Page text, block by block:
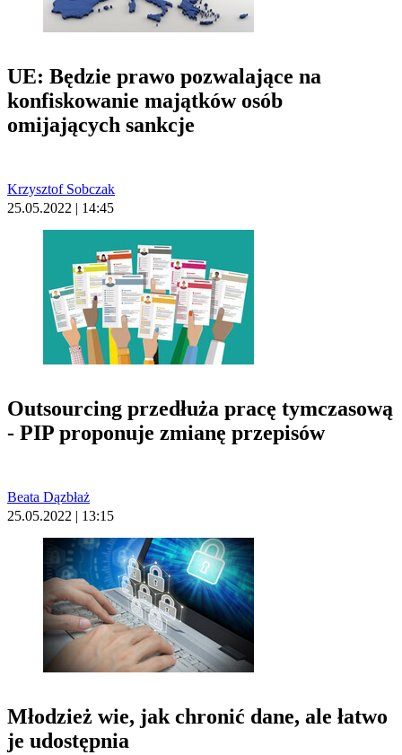
UE: Będzie prawo pozwalające na
konfiskowanie majątków osób
omijających sankcje
Krzysztof Sobczak
25.05.2022 | 14:45
Outsourcing przedłuża pracę tymczasową
- PIP proponuje zmianę przepisów
Beata Dązbłaż
25.05.2022 | 13:15
Młodzież wie, jak chronić dane, ale łatwo
je udostępnia